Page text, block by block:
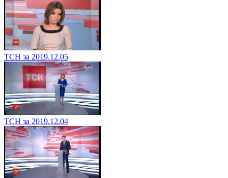
ТСН за 2019.12.05
ТСН за 2019.12.04